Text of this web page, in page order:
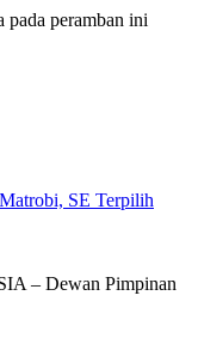
pada peramban ini
SE Terpilih
– Dewan Pimpinan